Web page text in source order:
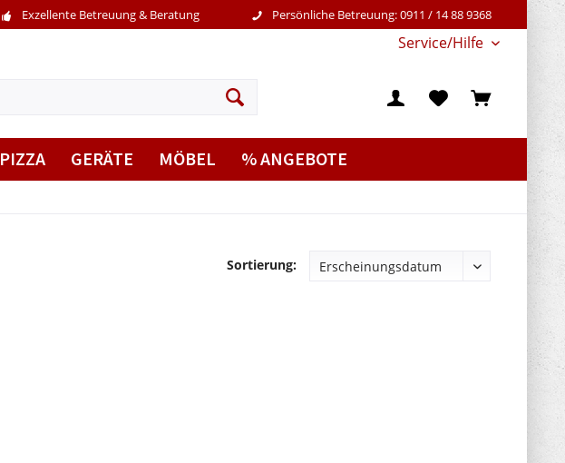
Exzellente Betreuung & Beratung Persönliche Betreuung: 0911 / 14 88 9368
Service/Hilfe
PIZZA GERÄTE MÖBEL % ANGEBOTE
Sortierung: